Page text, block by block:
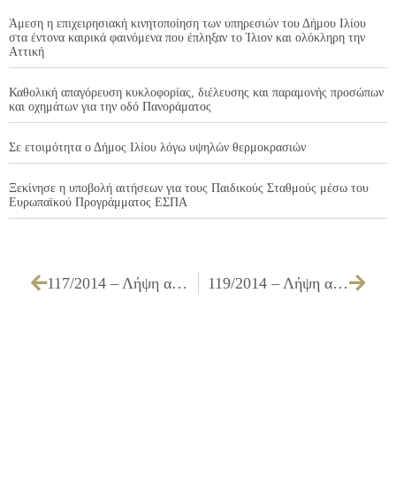
Άμεση η επιχειρησιακή κινητοποίηση των υπηρεσιών του Δήμου Ιλίου
στα έντονα καιρικά φαινόμενα που έπληξαν το Ίλιον και ολόκληρη την
Αττική
Καθολική απαγόρευση κυκλοφορίας, διέλευσης και παραμονής προσώπων
και οχημάτων για την οδό Πανοράματος
Σε ετοιμότητα ο Δήμος Ιλίου λόγω υψηλών θερμοκρασιών
Ξεκίνησε η υποβολή αιτήσεων για τους Παιδικούς Σταθμούς μέσω του
Ευρωπαϊκού Προγράμματος ΕΣΠΑ
117/2014 – Λήψη απόφασης για χορήγηση – ανανέωση αδείας λειτουργίας μουσικής καταστημάτων υγειονομικού ενδιαφέροντος 119/2014 – Λήψη απόφασης για χορηγήσεις προεγκρίσεων ίδρυσης καταστημάτων υγειονομικού ενδιαφέροντος